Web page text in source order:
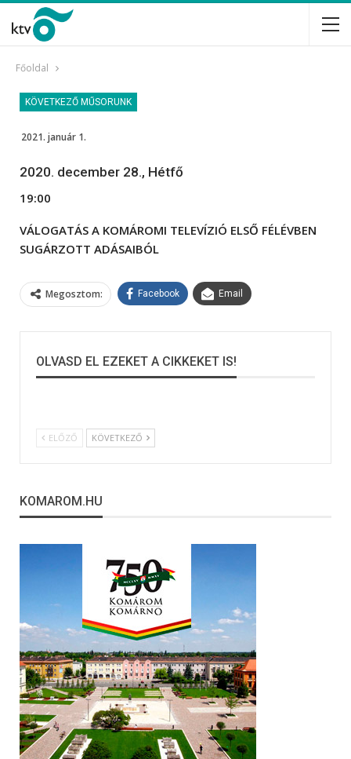
Főoldal
KÖVETKEZŐ MŰSORUNK
2021. január 1.
2020. december 28., Hétfő
19:00
VÁLOGATÁS A KOMÁROMI TELEVÍZIÓ ELSŐ FÉLÉVBEN
SUGÁRZOTT ADÁSAIBÓL
Megosztom: Facebook Email
OLVASD EL EZEKET A CIKKEKET IS!
ELŐZŐ KÖVETKEZŐ
KOMAROM.HU